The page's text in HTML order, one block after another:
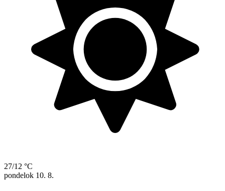
27/12 °C
pondelok 10. 8.